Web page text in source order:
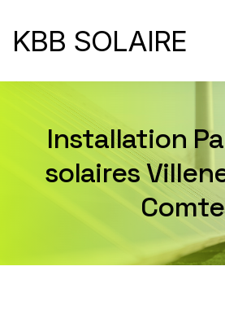
KBB SOLAIRE
Installation
solaires
Comte